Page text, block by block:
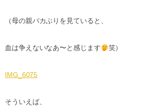
（母の親バカぶりを見ていると、
血は争えないなあ〜と感じます 笑）
IMG_6075
そういえば、